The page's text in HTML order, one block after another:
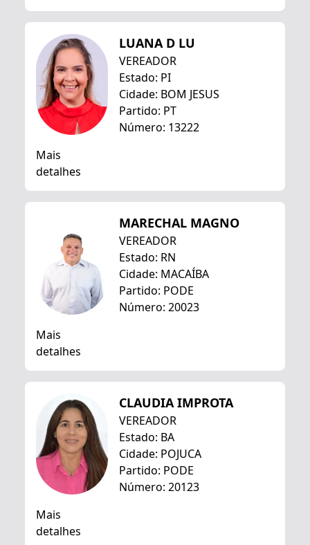
LUANA D LU
VEREADOR
Estado: PI
Cidade: BOM JESUS
Partido: PT
Número: 13222
Mais
detalhes
MARECHAL MAGNO
VEREADOR
Estado: RN
Cidade: MACAÍBA
Partido: PODE
Número: 20023
Mais
detalhes
CLAUDIA IMPROTA
VEREADOR
Estado: BA
Cidade: POJUCA
Partido: PODE
Número: 20123
Mais
detalhes